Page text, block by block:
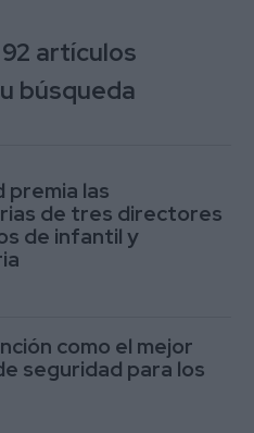
92 artículos
búsqueda
premia las
de tres directores
de infantil y
como el mejor
seguridad para los